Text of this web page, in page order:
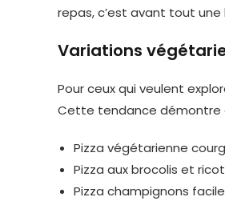
repas, c’est avant tout
Variations
Pour ceux qui veulent
Cette tendance démontre
Pizza végétarienne
Pizza aux brocolis et
Pizza champignons